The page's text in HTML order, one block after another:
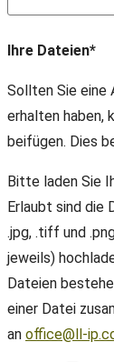
Ihre Dateien*
Sollten Sie eine
erhalten haben,
beifügen. Dies
Bitte laden Sie
Erlaubt sind die
.jpg, .tiff und
jeweils)
Dateien
einer Datei
an office@ll-